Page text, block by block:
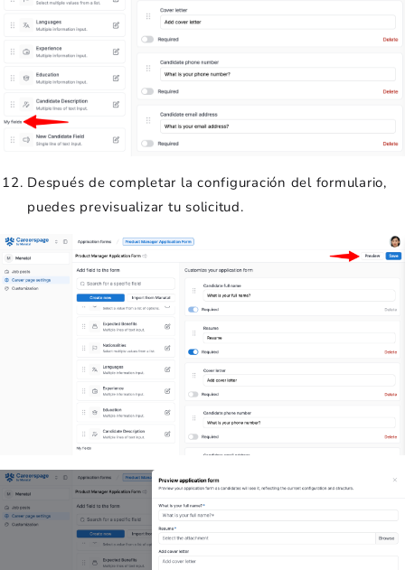
Después de completar la configuración del formulario,
puedes previsualizar tu solicitud.